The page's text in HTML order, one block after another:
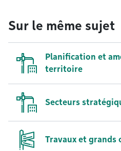
Sur le même sujet
Planification et
territoire
Secteurs
Travaux et grands